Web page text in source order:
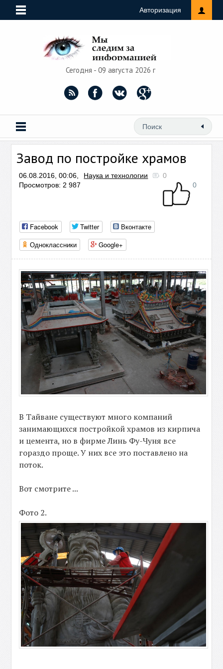
Авторизация
Сегодня - 09 августа 2026 г
Завод по постройке храмов
06.08.2016, 00:06, Наука и технологии
0
Просмотров: 2 987
0
Facebook Twitter
Вконтакте
Одноклассники
Google+
В Тайване существуют много компаний
занимающихся постройкой храмов из кирпича
и цемента, но в фирме Линь Фу-Чуня все
гораздо проще. У них все это поставлено на
поток.
Вот смотрите ...
Фото 2.